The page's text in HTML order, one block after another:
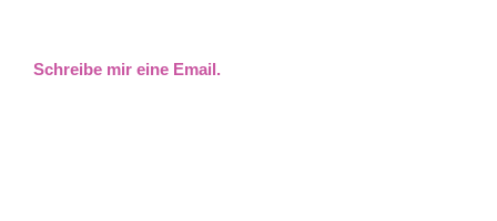
Schreibe mir eine Email.